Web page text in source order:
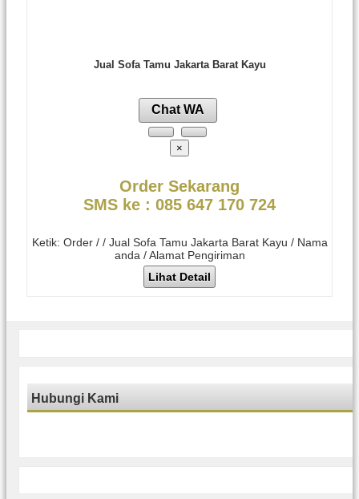
Jual Sofa Tamu Jakarta Barat Kayu
Chat WA
×
Order Sekarang
SMS ke : 085 647 170 724
Ketik: Order / / Jual Sofa Tamu Jakarta Barat Kayu / Nama
anda / Alamat Pengiriman
Lihat Detail
Hubungi Kami